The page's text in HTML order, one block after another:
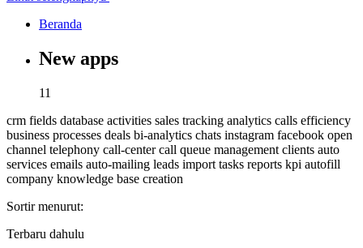
Beranda
New apps
11
crm fields database activities sales tracking analytics calls efficiency
business processes deals bi-analytics chats instagram facebook open
channel telephony call-center call queue management clients auto
services emails auto-mailing leads import tasks reports kpi autofill
company knowledge base creation
Sortir menurut:
Terbaru dahulu